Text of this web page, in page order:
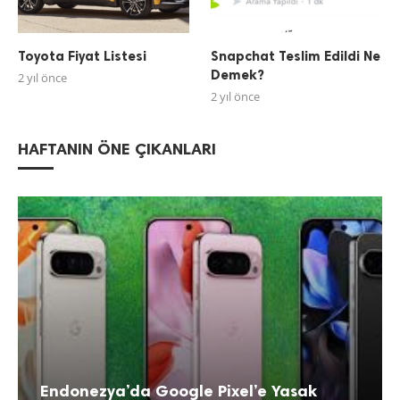
Toyota Fiyat Listesi
2 yıl önce
Snapchat Teslim Edildi Ne
Demek?
2 yıl önce
HAFTANIN ÖNE ÇIKANLARI
Endonezya’da Google Pixel’e Yasak